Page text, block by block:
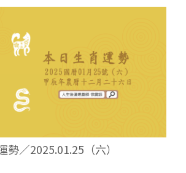
勢／2025.01.25（六）